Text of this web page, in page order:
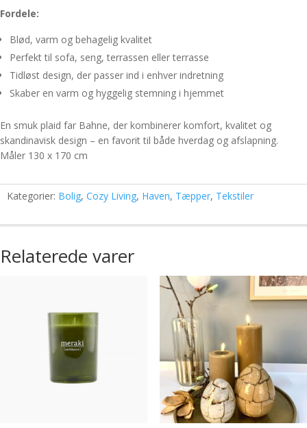
Fordele:
Blød, varm og behagelig kvalitet
Perfekt til sofa, seng, terrassen eller terrasse
Tidløst design, der passer ind i enhver indretning
Skaber en varm og hyggelig stemning i hjemmet
En smuk plaid far Bahne, der kombinerer komfort, kvalitet og
skandinavisk design – en favorit til både hverdag og afslapning.
Måler 130 x 170 cm
Kategorier: Bolig, Cozy Living, Haven, Tæpper, Tekstiler
Relaterede varer